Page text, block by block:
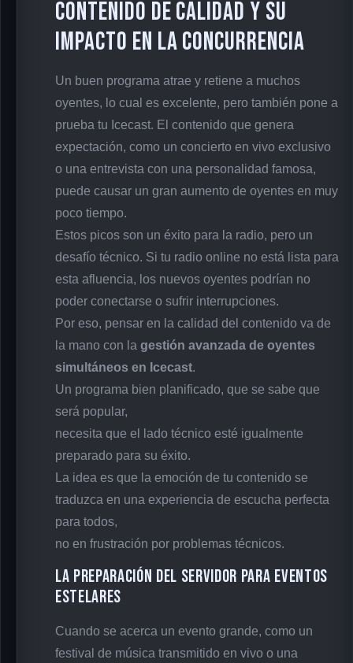
Contenido de Calidad y su
Impacto en la Concurrencia
Un buen programa atrae y retiene a muchos
oyentes, lo cual es excelente, pero también pone a
prueba tu Icecast. El contenido que genera
expectación, como un concierto en vivo exclusivo
o una entrevista con una personalidad famosa,
puede causar un gran aumento de oyentes en muy
poco tiempo.
Estos picos son un éxito para la radio, pero un
desafío técnico. Si tu radio online no está lista para
esta afluencia, los nuevos oyentes podrían no
poder conectarse o sufrir interrupciones.
Por eso, pensar en la calidad del contenido va de
la mano con la gestión avanzada de oyentes
simultáneos en Icecast.
Un programa bien planificado, que se sabe que
será popular,
necesita que el lado técnico esté igualmente
preparado para su éxito.
La idea es que la emoción de tu contenido se
traduzca en una experiencia de escucha perfecta
para todos,
no en frustración por problemas técnicos.
La Preparación del Servidor para Eventos
Estelares
Cuando se acerca un evento grande, como un
festival de música transmitido en vivo o una